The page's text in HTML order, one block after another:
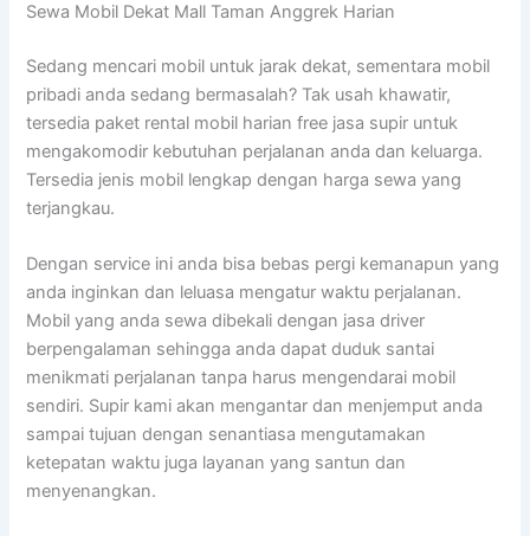
Sewa Mobil Dekat Mall Taman Anggrek Harian
Sedang mencari mobil untuk jarak dekat, sementara mobil
pribadi anda sedang bermasalah? Tak usah khawatir,
tersedia paket rental mobil harian free jasa supir untuk
mengakomodir kebutuhan perjalanan anda dan keluarga.
Tersedia jenis mobil lengkap dengan harga sewa yang
terjangkau.
Dengan service ini anda bisa bebas pergi kemanapun yang
anda inginkan dan leluasa mengatur waktu perjalanan.
Mobil yang anda sewa dibekali dengan jasa driver
berpengalaman sehingga anda dapat duduk santai
menikmati perjalanan tanpa harus mengendarai mobil
sendiri. Supir kami akan mengantar dan menjemput anda
sampai tujuan dengan senantiasa mengutamakan
ketepatan waktu juga layanan yang santun dan
menyenangkan.